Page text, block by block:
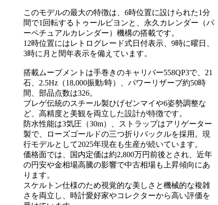
このモデルの最大の特徴は、6時位置に設けられた1分
間で1回転するトゥールビヨンと、永久カレンダー（パ
ーペチュアルカレンダー）機構の搭載です。
12時位置にはレトログレード式日付表示、9時に曜日、
3時に月と閏年表示を備えています。
搭載ムーブメントは手巻きのキャリバー558QP3で、21
石、2.5Hz（18,000振動/時）、パワーリザーブ約50時
間、部品点数は326。
ブレゲ伝統のスチール製ひげゼンマイや6姿勢調整な
ど、高精度と美観を両立した設計が特徴です。
防水性能は3気圧（30m）、ストラップはアリゲーター
製で、ローズゴールドの三つ折りバックルを採用。現
行モデルとして2025年現在も生産が続いています。
価格面では、国内定価は約2,800万円前後とされ、近年
の円安や金相場高騰の影響で中古相場も上昇傾向にあ
ります。
スケルトン仕様のため視覚的な美しさと機械的な複雑
さを両立し、時計愛好家やコレクターから高い評価を